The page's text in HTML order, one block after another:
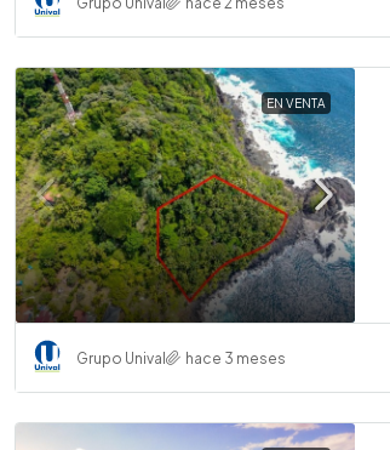
EN VENTA
Grupo Unival hace 3 meses